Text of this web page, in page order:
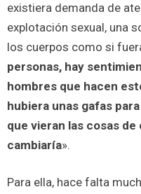
existiera demanda de
explotación sexual, una
los cuerpos como si
personas, hay
hombres que hacen
hubiera unas gafas
que vieran las cosas
cambiaría».
Para ella, hace falta